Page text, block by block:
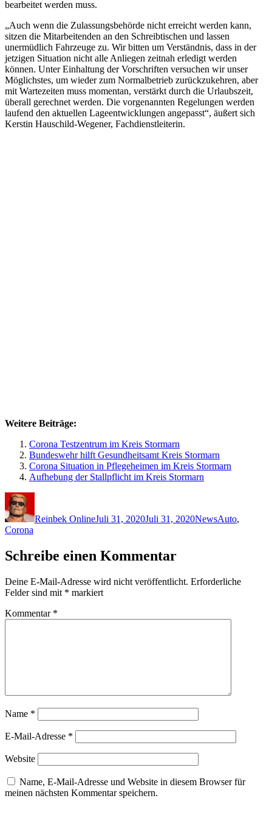
bearbeitet werden muss.
„Auch wenn die Zulassungsbehörde nicht erreicht werden kann,
sitzen die Mitarbeitenden an den Schreibtischen und lassen
unermüdlich Fahrzeuge zu. Wir bitten um Verständnis, dass in der
jetzigen Situation nicht alle Anliegen zeitnah erledigt werden
können. Unter Einhaltung der Vorschriften versuchen wir unser
Möglichstes, um wieder zum Normalbetrieb zurückzukehren, aber
mit Wartezeiten muss momentan, verstärkt durch die Urlaubszeit,
überall gerechnet werden. Die vorgenannten Regelungen werden
laufend den aktuellen Lageentwicklungen angepasst“, äußert sich
Kerstin Hauschild-Wegener, Fachdienstleiterin.
Weitere Beiträge:
Corona Testzentrum im Kreis Stormarn
Bundeswehr hilft Gesundheitsamt Kreis Stormarn
Corona Situation in Pflegeheimen im Kreis Stormarn
Aufhebung der Stallpflicht im Kreis Stormarn
Reinbek OnlineJuli 31, 2020Juli 31, 2020NewsAuto,
Corona
Schreibe einen Kommentar
Deine E-Mail-Adresse wird nicht veröffentlicht. Erforderliche
Felder sind mit * markiert
Kommentar *
Name *
E-Mail-Adresse *
Website
Name, E-Mail-Adresse und Website in diesem Browser für
meinen nächsten Kommentar speichern.